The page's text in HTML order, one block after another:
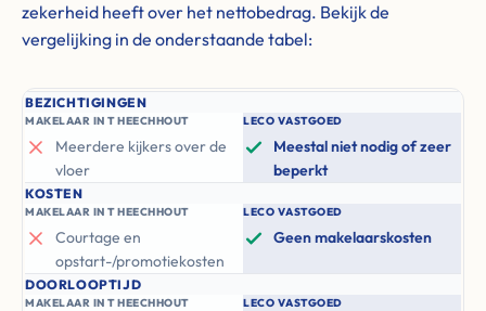
zekerheid heeft over het nettobedrag. Bekijk de
vergelijking in de onderstaande tabel:
BEZICHTIGINGEN
MAKELAAR IN T HEECHHOUT
Meerdere kijkers over de
vloer
LECO VASTGOED
Meestal niet nodig of zeer
beperkt
KOSTEN
MAKELAAR IN T HEECHHOUT
Courtage en
opstart-/promotiekosten
LECO VASTGOED
Geen makelaarskosten
DOORLOOPTIJD
MAKELAAR IN T HEECHHOUT LECO VASTGOED